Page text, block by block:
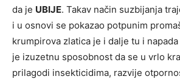
da je UBIJE. Takav način suzbijanja
i u osnovi se pokazao potpunim
krumpirova zlatica je i dalje tu i
je izuzetnu sposobnost da se u vrlo
prilagodi insekticidima, razvije